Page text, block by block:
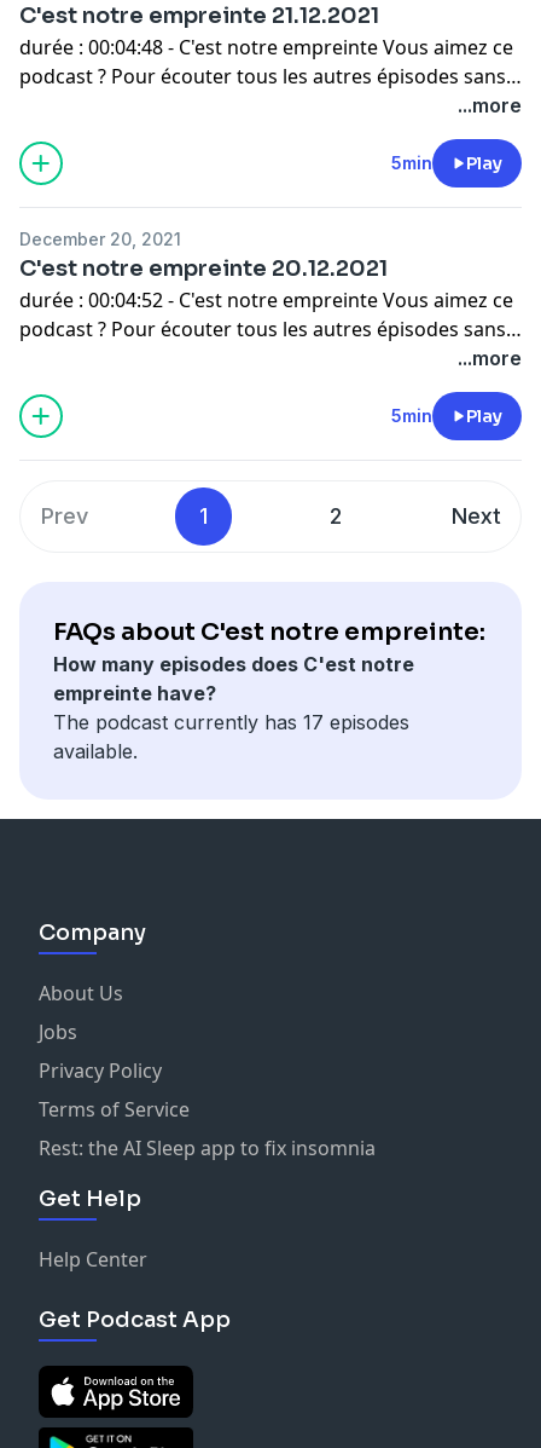
C'est notre empreinte 21.12.2021
durée : 00:04:48 - C'est notre empreinte Vous aimez ce
podcast ? Pour écouter tous les autres épisodes sans
...more
5min Play
December 20, 2021
C'est notre empreinte 20.12.2021
durée : 00:04:52 - C'est notre empreinte Vous aimez ce
podcast ? Pour écouter tous les autres épisodes sans
...more
5min Play
Prev 1 2 Next
FAQs about C'est notre empreinte:
How many episodes does C'est notre
empreinte have?
The podcast currently has 17 episodes
available.
Company
About Us
Jobs
Privacy Policy
Terms of Service
Rest: the AI Sleep app to fix insomnia
Get Help
Help Center
Get Podcast App